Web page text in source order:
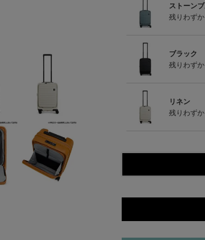
ストーン
残りわずか
ブラック
残りわずか
リネン
残りわずか